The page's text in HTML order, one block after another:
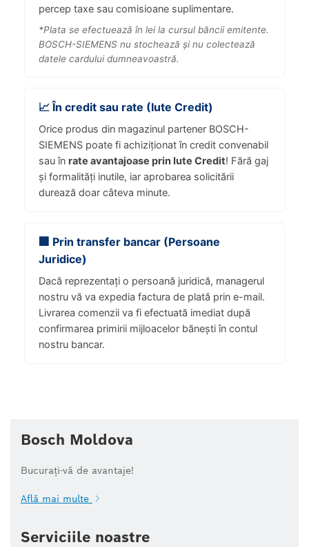
percep taxe sau comisioane suplimentare.
*Plata se efectuează în lei la cursul băncii emitente.
BOSCH-SIEMENS nu stochează și nu colectează
datele cardului dumneavoastră.
📈 În credit sau rate (Iute Credit)
Orice produs din magazinul partener BOSCH-
SIEMENS poate fi achiziționat în credit convenabil
sau în rate avantajoase prin Iute Credit! Fără gaj
și formalități inutile, iar aprobarea solicitării
durează doar câteva minute.
🏢 Prin transfer bancar (Persoane
Juridice)
Dacă reprezentați o persoană juridică, managerul
nostru vă va expedia factura de plată prin e-mail.
Livrarea comenzii va fi efectuată imediat după
confirmarea primirii mijloacelor bănești în contul
nostru bancar.
Bosch Moldova
Bucurați-vă de avantaje!
Află mai multe
Serviciile noastre